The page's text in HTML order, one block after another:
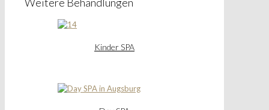
Kinder SPA